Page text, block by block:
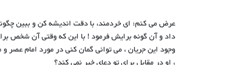
عرض می کنم: ای خردمند، با دقت اندیشه کن و ببین
داد و آن گونه برایش فرمود ! با این که وقتی آن شخص برای
وجود این جریان ، می توانی گمان کنی در مورد امام عصر